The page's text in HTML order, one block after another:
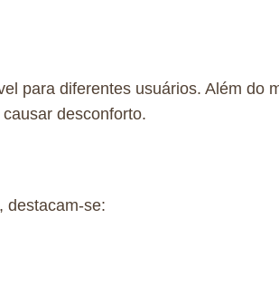
para diferentes usuários. Além do
desconforto.
destacam-se: